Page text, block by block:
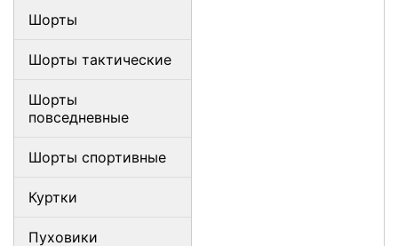
Шорты
Шорты тактические
Шорты
повседневные
Шорты спортивные
Куртки
Пуховики